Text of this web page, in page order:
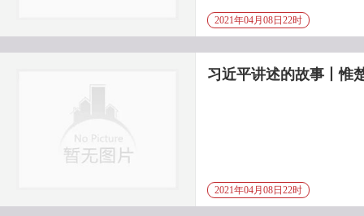
2021年04月08日22时
习近平讲述的故事丨惟
2021年04月08日22时